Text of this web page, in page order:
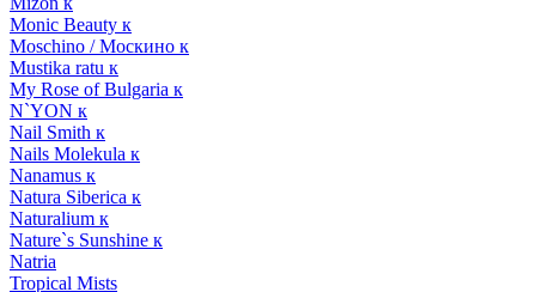
Monic Beauty к
Moschino / Москино к
Mustika ratu к
My Rose of Bulgaria к
N`YON к
Nail Smith к
Nails Molekula к
Nanamus к
Natura Siberica к
Naturalium к
Nature`s Sunshine к
Natria
Tropical Mists